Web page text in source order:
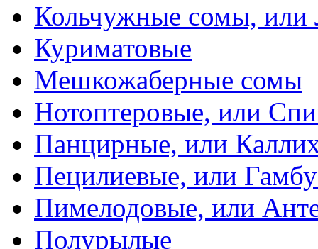
Кольчужные сомы, или
Куриматовые
Мешкожаберные сомы
Нотоптеровые, или
Панцирные, или
Пецилиевые, или
Пимелодовые, или
Полурылые